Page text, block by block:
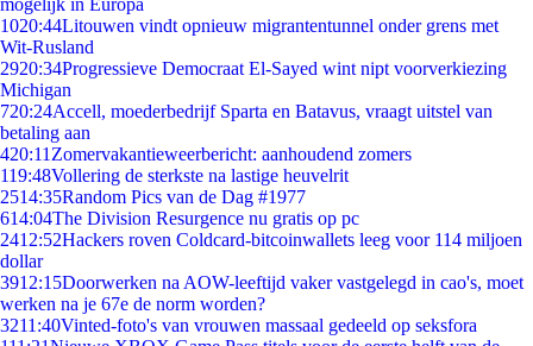
mogelijk in Europa
1020:44Litouwen vindt opnieuw migrantentunnel onder grens met
Wit-Rusland
2920:34Progressieve Democraat El-Sayed wint nipt voorverkiezing
Michigan
720:24Accell, moederbedrijf Sparta en Batavus, vraagt uitstel van
betaling aan
420:11 Zomervakantieweerbericht: aanhoudend zomers
119:48Vollering de sterkste na lastige heuvelrit
2514:35Random Pics van de Dag #1977
614:04The Division Resurgence nu gratis op pc
2412:52Hackers roven Coldcard-bitcoinwallets leeg voor 114 miljoen
dollar
3912:15Doorwerken na AOW-leeftijd vaker vastgelegd in cao's, moet
werken na je 67e de norm worden?
3211:40Vinted-foto's van vrouwen massaal gedeeld op seksfora